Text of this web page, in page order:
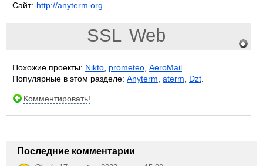
Сайт: http://anyterm.org
SSL Web
Похожие проекты: Nikto prometeo AeroMail
Популярные в этом разделе: Anyterm aterm Dzt
Комментировать!
Последние комментарии